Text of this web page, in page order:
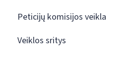
Peticijų komisijos veikla
Veiklos sritys